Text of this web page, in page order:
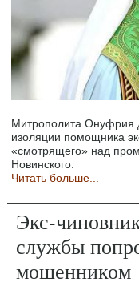
Митрополита Онуфрия
изоляции помощника
«смотрящего» над
Новинского.
Читать больше...
Экс-
службы
мошенником